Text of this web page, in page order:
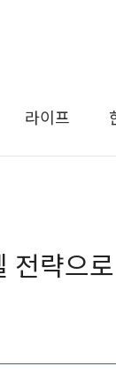
라이프
전략으